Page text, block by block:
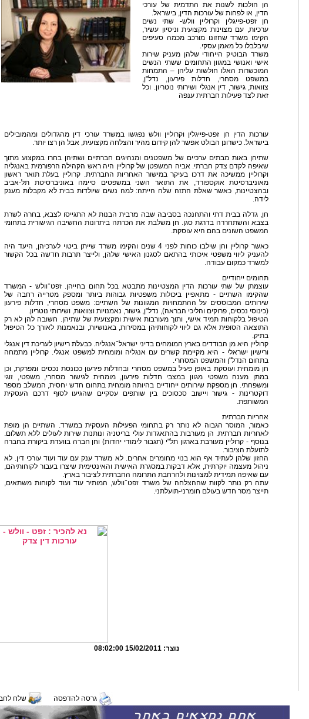
הן הולכות לשנות את התדמית של עורכי
הדין, או לפחות של עורכות הדין, בישראל.
חן זפט-פייגלין וקרוליין וולש- שתי נשים
ערכיות, עם מצוינות מקצועית וניסיון עשיר,
הקימו משרד שחזונו מורכב מכמה סעיפים
שיבלבלו כל מאמן עסקי.
משרד הבוטיק הייחודי שלהן מעניק שירות
אישי ואנושי במגוון התחומים ששתי הנשים
המוכשרות האלו חולשות עליהן – התמחות
במשפט מסחרי, חדלות פירעון, נדל"ן,
צוואות, גישור, דין אנגלי ושירותי נוטריון. וכל
זאת לצד פעילות חברתית ענפה
עורכות הדין חן זפט-פייגלין וקרוליין וולש נפגשו במשרד עורכי דין מהגדולים ומהמובילים
בישראל. כישרונן הבולט אפשר להן קידום מהיר והצלחה מקצועית, אבל הן רצו יותר.
שתיהן באות מבתים ערכיים של משפטנים ומנהיגים חברתיים ושתיהן בחרו במקצוע מתוך
שאיפה לקדם צדק חברתי. אביה המשפטן של קרוליין היה ראש הקהילה הרפורמית באנגליה
וקרוליין ממשיכה את דרכו בעיקר במישור האחריות החברתית. קרוליין בעלת תואר ראשון
מאוניברסיטת אוקספורד, את התואר השני במשפטים סיימה באוניברסיטת תל-אביב
ובהצטיינות, כאשר שאלת התזה שלה הייתה: למה נשים שיולדות בבית לא מקבלות מענק
לידה.
חן, גדלה בבית דתי והתחנכה בסביבה שבה מרבית הבנות לא התגייסו לצבא, בחרה לשרת
בצבא והשתחררה בדרגת סגן. חן משלבת את הכרתה ביתרונות החשיבה הגישורית בתחומי
המשפט השונים בהם היא עוסקת.
כאשר קרוליין וחן שילבו כוחות לפני 4 שנים והקימו משרד שייתן ביטוי לערכיהן, היעד היה
להעניק ליווי משפטי איכותי בהתאם לסגנון האישי שלהן, ולייצר תרבות חדשה בכל הקשור
למשרד כמקום עבודה.
תחומים ייחודיים
עוצמתן של שתי עורכות הדין המצטיינות מתבטא בכל תחום בחייהן. זפט־וולש - המשרד
שהקימו השתיים - מתאפיין ביכולות משפטיות גבוהות ביותר ומספק מטרייה רחבה של
שירותים המבוססים על ההתמחויות המגוונות של השתיים: משפט מסחרי, חדלות פירעון
(כינוסי נכסים, פרוקים והליכי הבראה), נדל"ן, גישור, נאמנויות וצוואות, ושירותי נוטריון.
הטיפול בלקוחות תמיד אישי, ותוך מעורבות אישית ומקצועית של שתיהן. חשובה להן לא רק
התוצאה הסופית אלא גם ליווי לקוחותיהן במסירות, באנושיות, ובנאמנות לאורך כל הטיפול
בתיק.
קרוליין היא מן הבודדים בארץ המומחים בדיני ישראל־אנגליה. כבעלת רישיון לעריכת דין אנגלי
ורישיון ישראלי - היא מקיימת קשרים עם אנגליה ומומחית למשפט אנגלי. קרוליין מתמחה
בתחום הנדל"ן והמשפט המסחרי.
חן מומחית ועוסקת באופן פעיל במשפט מסחרי ובחדלות פירעון ככונסת נכסים ומפרקת, וכן
במתן מענה משפטי מגוון במצבי חדלות פירעון, מומחית לגישור מסחרי, משפטי, זוגי
ומשפחתי. חן מספקת שירותים ייחודיים בהיותה מומחית בתחום חדש יחסית, המשלב מספר
דוקטרינות - גישור ויישוב סכסוכים בין שותפים עסקיים שהגיעו לסוף דרכם העסקית
המשותפת.
אחריות חברתית
כאמור, המוסר הגבוה לא נותר רק בתחומי הפעילות העסקית במשרד. השתיים הן מופת
לאחריות חברתית. הן מעורבות בהתאגדות עולי בריטניה ונותנות שירות לעולים ללא תשלום.
בנוסף - קרוליין מעורבת בארגון תל"י (תגבור לימודי יהדות) וחן חברה בוועדת ביקורת בחברה
לתועלת הציבור.
החזון שלהן לעתיד אף הוא בנוי מחומרים אחרים. לא משרד ענק עם עוד ועוד עורכי דין. לא
ניהול מעצמה יוקרתית, אלא דבקות במסגרת האישית והאינטימית שיצרו בעבור לקוחותיהם,
עם שאיפה תמידית למצוינות ולהרחבת התרומה החברתית לציבור בארץ.
עתה רק נותר לקוות שההצלחה של משרד זפט־וולש, המותיר עוד ועוד לקוחות משתאים,
תייצר מסר חדש בעולם חומרני-תועלתני.
נוצר:15/02/2011 08:02:00
גרסה להדפסה שלח